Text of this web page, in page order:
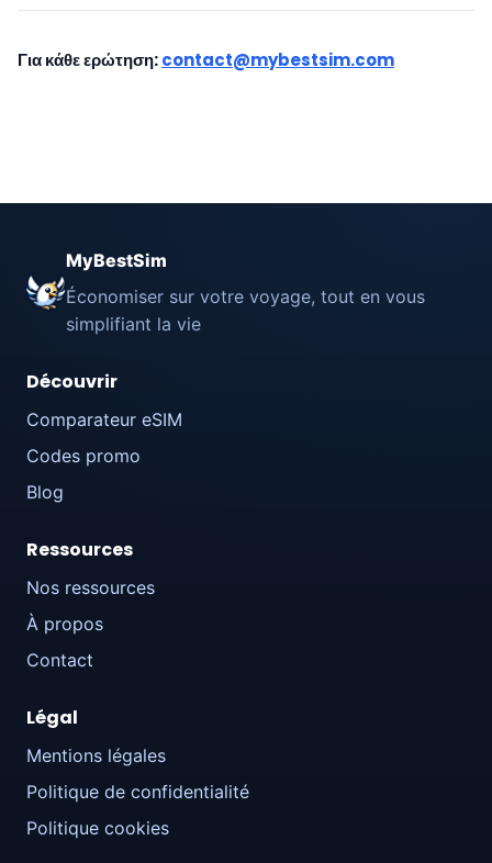
Για κάθε ερώτηση:contact@mybestsim.com
MyBestSim
Économiser sur votre voyage, tout en vous
simplifiant la vie
Découvrir
Comparateur eSIM
Codes promo
Blog
Ressources
Nos ressources
À propos
Contact
Légal
Mentions légales
Politique de confidentialité
Politique cookies